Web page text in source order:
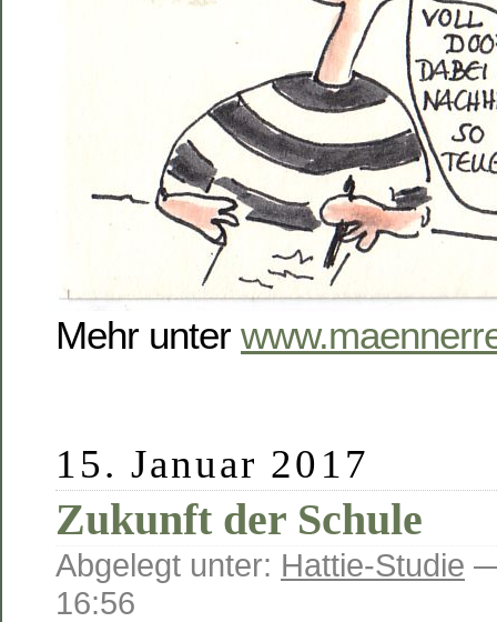
Mehr unter
15. Januar 2017
Zukunft der Schule
Abgelegt unter: Hattie-Studie
16:56